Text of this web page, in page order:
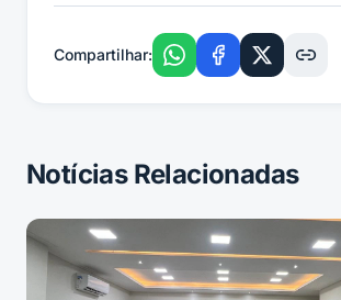
Compartilhar:
Notícias Relacionadas